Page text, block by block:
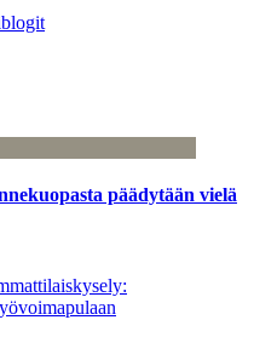
päädytään vielä